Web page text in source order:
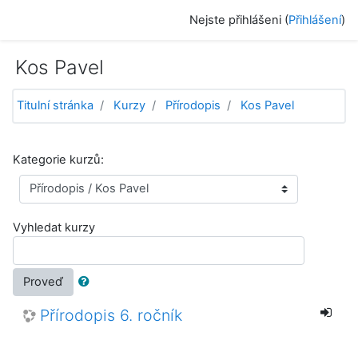
Nejste přihlášeni (Přihlášení)
Kos Pavel
Titulní stránka Kurzy Přírodopis Kos Pavel
Kategorie kurzů:
Vyhledat kurzy
Proveď
Přírodopis 6. ročník